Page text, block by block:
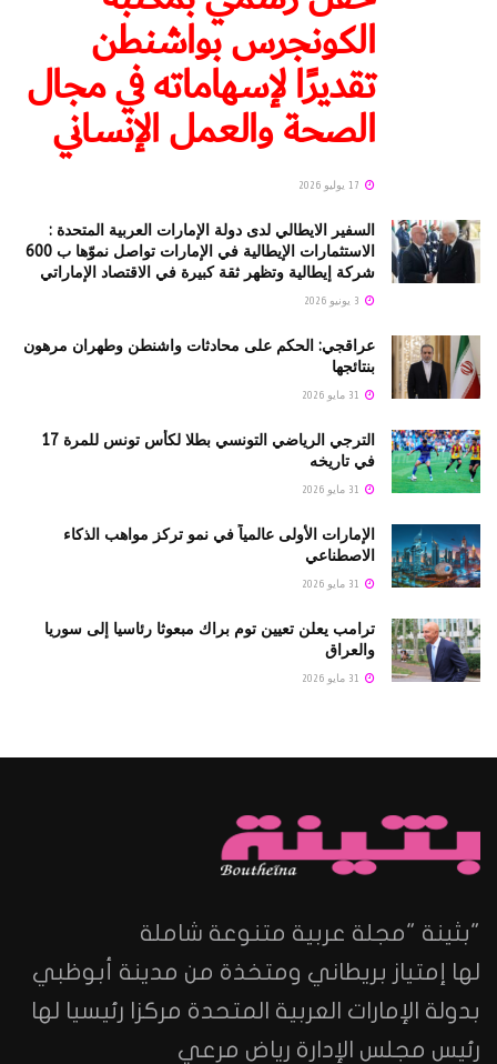
الكونجرس بواشنطن
تقديرًا لإسهاماته في مجال
الصحة والعمل الإنساني
السفير الايطالي لدى دولة الإمارات العربية المتحدة :
الاستثمارات الإيطالية في الإمارات تواصل نموّها ب 600
شركة إيطالية وتظهر ثقة كبيرة في الاقتصاد الإماراتي
عراقجي: الحكم على محادثات واشنطن وطهران مرهون
بنتائجها
الترجي الرياضي التونسي بطلا لكأس تونس للمرة 17
في تاريخه
الإمارات الأولى عالمياً في نمو تركز مواهب الذكاء
الاصطناعي
ترامب يعلن تعيين توم براك مبعوثا رئاسيا إلى سوريا
والعراق
"بثينة "مجلة عربية متنوعة شاملة
لها إمتياز بريطاني ومتخذة من مدينة أبوظبي
بدولة الإمارات العربية المتحدة مركزا رئيسيا لها
رئيس مجلس الإدارة رياض مرعي